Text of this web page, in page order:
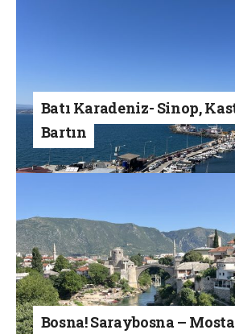
Batı Karadeniz- Sinop,
Bartın
Bosna! Saraybosna –